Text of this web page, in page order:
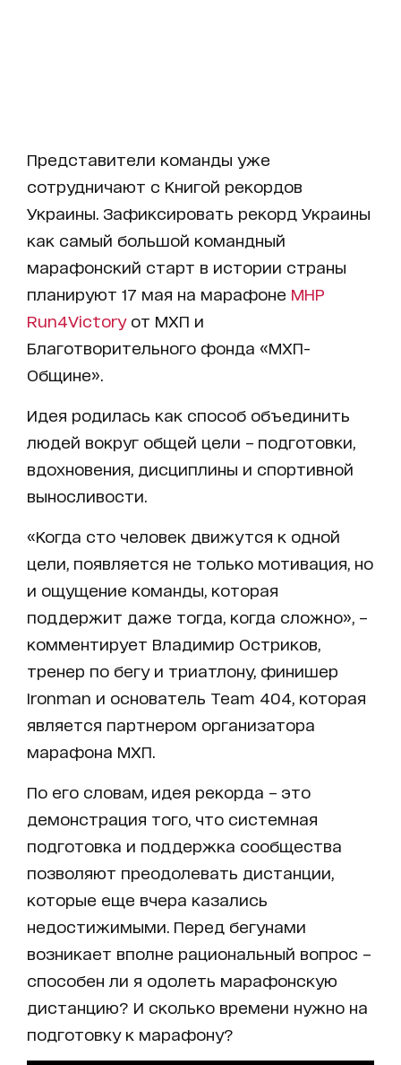
Представители команды уже
сотрудничают с Книгой рекордов
Украины. Зафиксировать рекорд Украины
как самый большой командный
марафонский старт в истории страны
планируют 17 мая на марафоне MHP
Run4Victoryот МХП и
Благотворительного фонда «МХП-
Общине».
Идея родилась как способ объединить
людей вокруг общей цели – подготовки,
вдохновения, дисциплины и спортивной
выносливости.
«Когда сто человек движутся к одной
цели, появляется не только мотивация, но
и ощущение команды, которая
поддержит даже тогда, когда сложно», –
комментирует Владимир Остриков,
тренер по бегу и триатлону, финишер
Ironman и основатель Team 404, которая
является партнером организатора
марафона МХП.
По его словам, идея рекорда – это
демонстрация того, что системная
подготовка и поддержка сообщества
позволяют преодолевать дистанции,
которые еще вчера казались
недостижимыми. Перед бегунами
возникает вполне рациональный вопрос –
способен ли я одолеть марафонскую
дистанцию? И сколько времени нужно на
подготовку к марафону?